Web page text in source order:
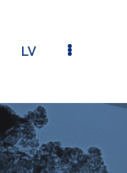
LV